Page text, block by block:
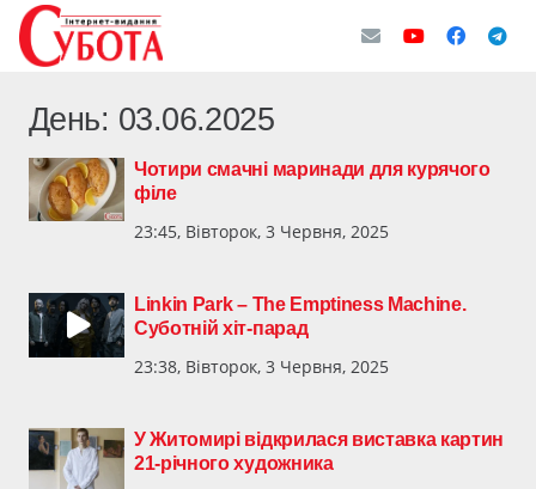
День: 03.06.2025
Чотири смачні маринади для курячого
філе
23:45, Вівторок, 3 Червня, 2025
Linkin Park – The Emptiness Machine.
Суботній хіт-парад
23:38, Вівторок, 3 Червня, 2025
У Житомирі відкрилася виставка картин
21-річного художника